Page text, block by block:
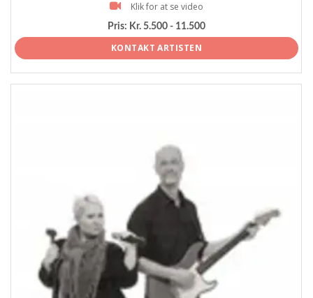
Klik for at se video
Pris: Kr. 5.500 - 11.500
KONTAKT ARTISTEN